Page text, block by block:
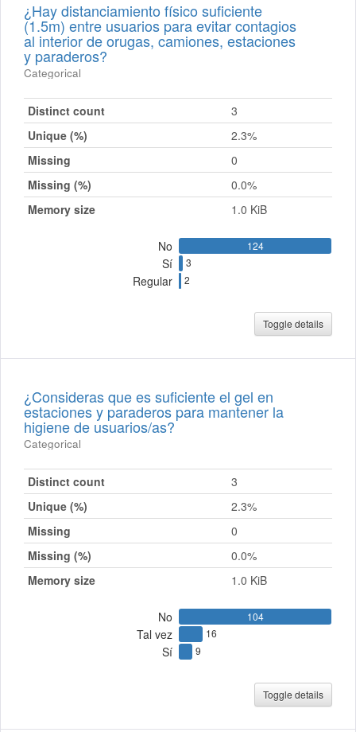
¿Hay distanciamiento físico suficiente
(1.5m) entre usuarios para evitar contagios
al interior de orugas, camiones, estaciones
y paraderos?
Categorical
Distinct count
3
Unique (%)
2.3%
Missing
0
Missing (%)
0.0%
Memory size
1.0 KiB
No 124
Sí 3
Regular 2
Toggle details
¿Consideras que es suficiente el gel en
estaciones y paraderos para mantener la
higiene de usuarios/as?
Categorical
Distinct count
3
Unique (%)
2.3%
Missing
0
Missing (%)
0.0%
Memory size
1.0 KiB
No 104
Tal vez 16
Sí 9
Toggle details